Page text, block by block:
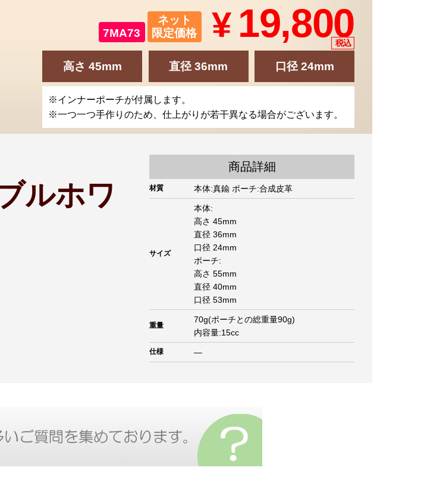
7MA73
ネット
限定価格
¥ 19,800
高さ 45mm 直径 36mm 口径 24mm
※インナーポーチが付属します。
※一つ一つ手作りのため、仕上がりが若干異なる場合がございます。
ルホワ
商品詳細
材質 本体:真鍮 ポーチ:合成皮革
サイズ
本体:
高さ 45mm
直径 36mm
口径 24mm
ポーチ:
高さ 55mm
直径 40mm
口径 53mm
重量
70g(ポーチとの総重量90g)
内容量:15cc
仕様 ―